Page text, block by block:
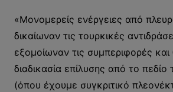
«Μονομερείς ενέργειες από
δικαίωναν τις τουρκικές
εξομοίωναν τις συμπεριφορές
διαδικασία επίλυσης από το πεδίο
(όπου έχουμε συγκριτικό